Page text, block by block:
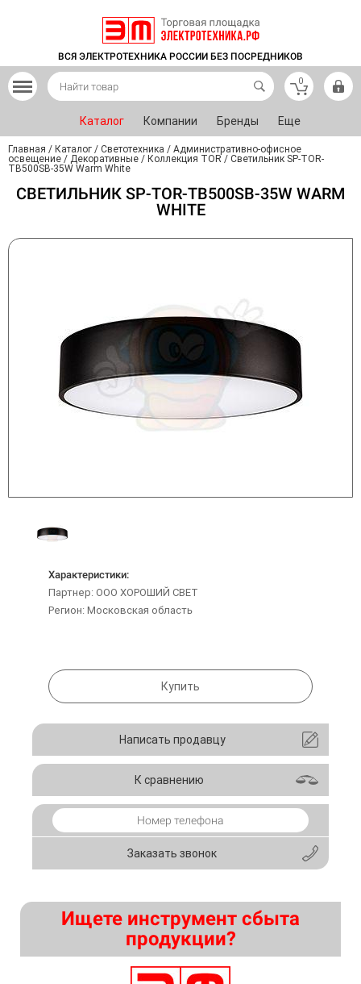
ВСЯ ЭЛЕКТРОТЕХНИКА РОССИИ БЕЗ ПОСРЕДНИКОВ
0
Каталог Компании Бренды Еще
Главная / Каталог / Светотехника / Административно-офисное
освещение / Декоративные / Коллекция TOR / Светильник SP-TOR-
TB500SB-35W Warm White
СВЕТИЛЬНИК SP-TOR-TB500SB-35W WARM
WHITE
Характеристики:
Партнер: ООО ХОРОШИЙ СВЕТ
Регион: Московская область
Купить
Ищете инструмент сбыта
продукции?
Написать продавцу
К сравнению
Заказать звонок